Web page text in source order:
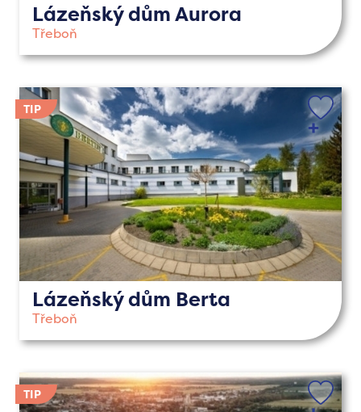
Lázeňský dům Aurora
Třeboň
Lázeňský dům Berta
Třeboň